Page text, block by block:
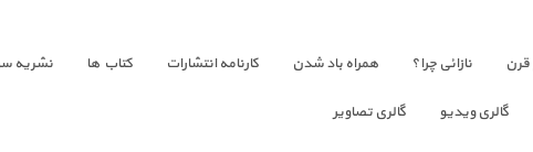
قرن نازائی چرا؟ همراه باد شدن کارنامه انتشارات کتاب ها نشریه
گالری ویدیو گالری تصاویر